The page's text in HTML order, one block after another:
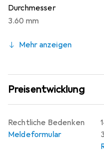
Durchmesser
3.60 mm
Mehr anzeigen
Preisentwicklung
Rechtliche Bedenken
Meldeformular